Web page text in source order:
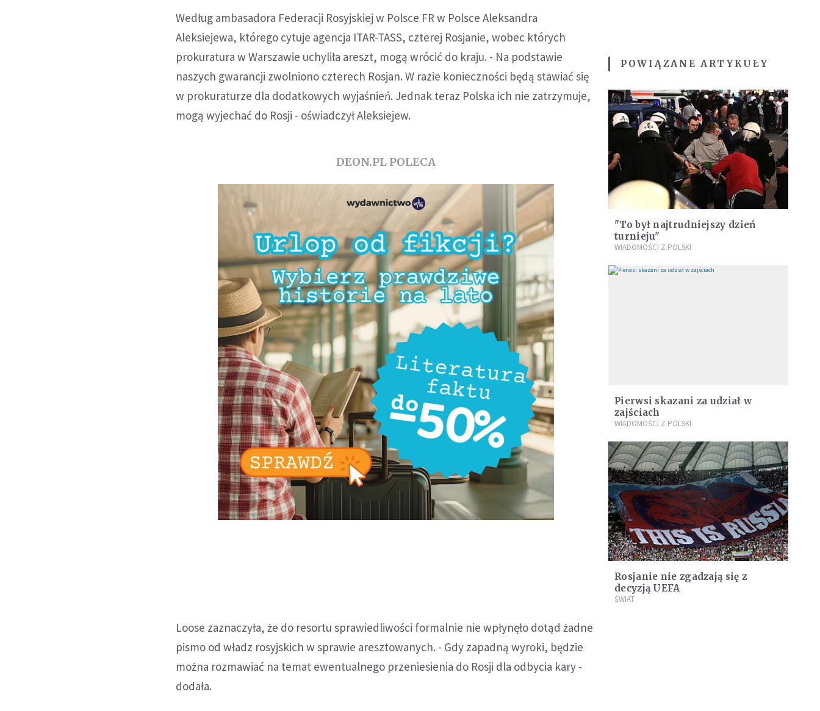
Według ambasadora Federacji Rosyjskiej w Polsce FR w Polsce Aleksandra
Aleksiejewa, którego cytuje agencja ITAR-TASS, czterej Rosjanie, wobec których
prokuratura w Warszawie uchyliła areszt, mogą wrócić do kraju. - Na podstawie
naszych gwarancji zwolniono czterech Rosjan. W razie konieczności będą stawiać się
w prokuraturze dla dodatkowych wyjaśnień. Jednak teraz Polska ich nie zatrzymuje,
mogą wyjechać do Rosji - oświadczył Aleksiejew.
DEON.PL POLECA
Loose zaznaczyła, że do resortu sprawiedliwości formalnie nie wpłynęło dotąd żadne
pismo od władz rosyjskich w sprawie aresztowanych. - Gdy zapadną wyroki, będzie
można rozmawiać na temat ewentualnego przeniesienia do Rosji dla odbycia kary -
dodała.
POWIĄZANE ARTYKUŁY
"To był najtrudniejszy dzień
turnieju"
WIADOMOŚCI Z POLSKI
Pierwsi skazani za udział w
zajściach
WIADOMOŚCI Z POLSKI
Rosjanie nie zgadzają się z
decyzją UEFA
ŚWIAT